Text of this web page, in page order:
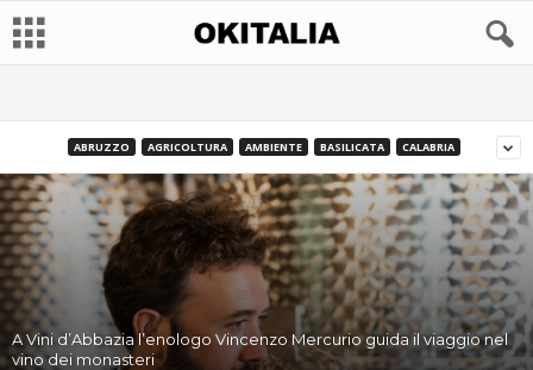
ABRUZZO AGRICOLTURA AMBIENTE BASILICATA CALABRIA
A Vini d’Abbazia l’enologo Vincenzo Mercurio guida il viaggio nel
vino dei monasteri